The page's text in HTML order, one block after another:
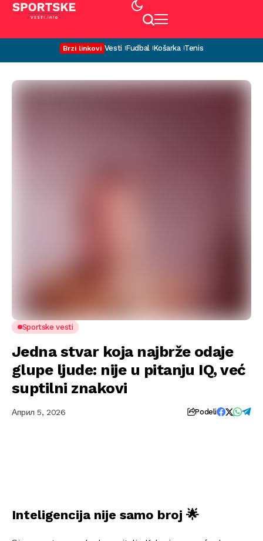
Brzi linkovi Vesti Fudbal Košarka Tenis
Sportske vesti
Jedna stvar koja najbrže odaje
glupe ljude: nije u pitanju IQ, već
suptilni znakovi
Април 5, 2026 Podeli
Inteligencija nije samo broj 🌟